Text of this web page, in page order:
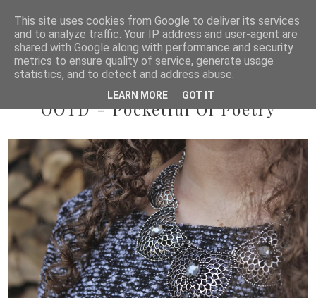
2014/01/03
OOTD - Pocketful Of Poetry
This site uses cookies from Google to deliver its services
and to analyze traffic. Your IP address and user-agent are
shared with Google along with performance and security
metrics to ensure quality of service, generate usage
statistics, and to detect and address abuse.
LEARN MORE GOT IT